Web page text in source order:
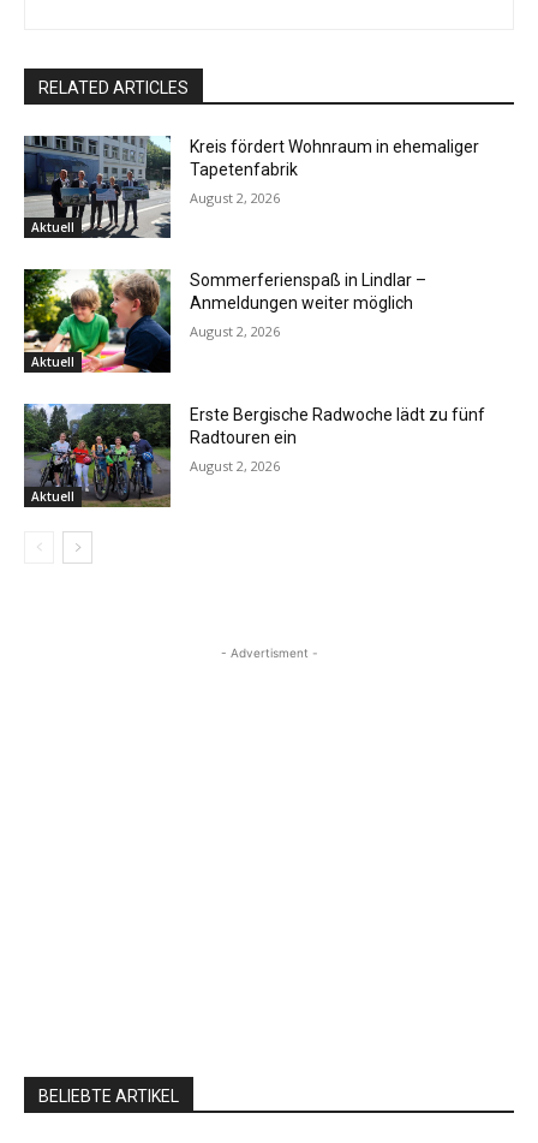
RELATED ARTICLES
Aktuell
Kreis fördert Wohnraum in ehemaliger
Tapetenfabrik
August 2, 2026
Aktuell
Sommerferienspaß in Lindlar –
Anmeldungen weiter möglich
August 2, 2026
Aktuell
Erste Bergische Radwoche lädt zu fünf
Radtouren ein
August 2, 2026
- Advertisment -
BELIEBTE ARTIKEL